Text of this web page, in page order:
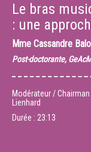
Le bras
: une
Mme Cassandre
Post-doctorante,
Modérateur /
Lienhard
Durée : 23:13